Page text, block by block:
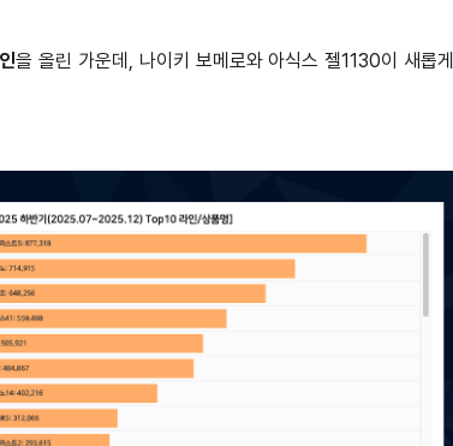
을 올린 가운데 나이키 보메로와 아식스 젤1130이 새롭게